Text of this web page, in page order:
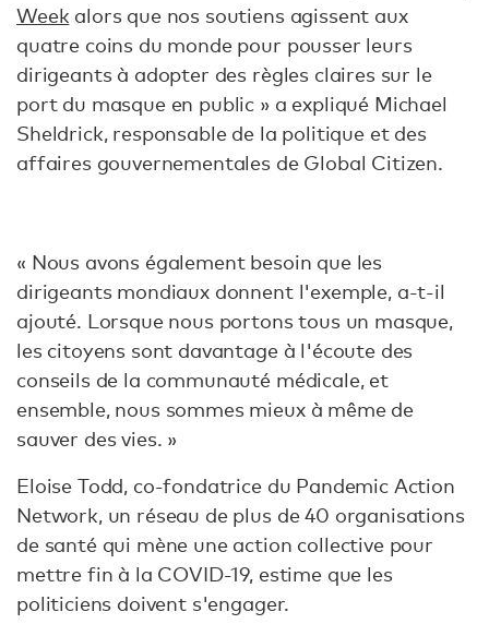
Week alors que nos soutiens agissent aux
quatre coins du monde pour pousser leurs
dirigeants à adopter des règles claires sur le
port du masque en public » a expliqué Michael
Sheldrick, responsable de la politique et des
affaires gouvernementales de Global Citizen.
« Nous avons également besoin que les
dirigeants mondiaux donnent l'exemple, a-t-il
ajouté. Lorsque nous portons tous un masque,
les citoyens sont davantage à l'écoute des
conseils de la communauté médicale, et
ensemble, nous sommes mieux à même de
sauver des vies. »
Eloise Todd, co-fondatrice du Pandemic Action
Network, un réseau de plus de 40 organisations
de santé qui mène une action collective pour
mettre fin à la COVID-19, estime que les
politiciens doivent s'engager.